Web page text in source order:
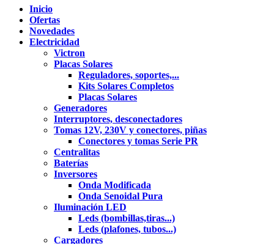
Inicio
Ofertas
Novedades
Electricidad
Victron
Placas Solares
Reguladores, soportes,...
Kits Solares Completos
Placas Solares
Generadores
Interruptores, desconectadores
Tomas 12V, 230V y conectores, piñas
Conectores y tomas Serie PR
Centralitas
Baterías
Inversores
Onda Modificada
Onda Senoidal Pura
Iluminación LED
Leds (bombillas,tiras...)
Leds (plafones, tubos...)
Cargadores